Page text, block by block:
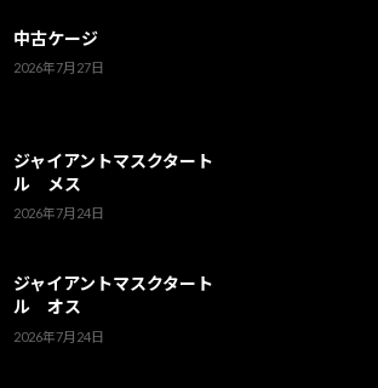
中古ケージ
2026年7月27日
ジャイアントマスクタート
ル メス
2026年7月24日
ジャイアントマスクタート
ル オス
2026年7月24日